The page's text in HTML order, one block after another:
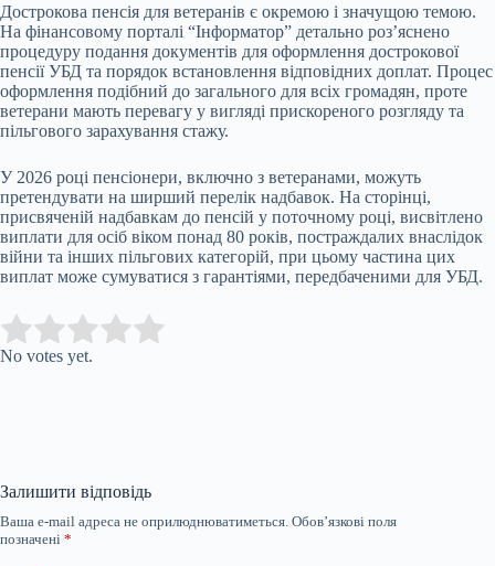
Дострокова пенсія для ветеранів є окремою і значущою темою.
На фінансовому порталі “Інформатор” детально роз’яснено
процедуру подання документів для оформлення дострокової
пенсії УБД та порядок встановлення відповідних доплат. Процес
оформлення подібний до загального для всіх громадян, проте
ветерани мають перевагу у вигляді прискореного розгляду та
пільгового зарахування стажу.
У 2026 році пенсіонери, включно з ветеранами, можуть
претендувати на ширший перелік надбавок. На сторінці,
присвяченій надбавкам до пенсій у поточному році, висвітлено
виплати для осіб віком понад 80 років, постраждалих внаслідок
війни та інших пільгових категорій, при цьому частина цих
виплат може сумуватися з гарантіями, передбаченими для УБД.
Rate this item:
No votes yet.
Залишити відповідь
Ваша e-mail адреса не оприлюднюватиметься. Обов’язкові поля
позначені *